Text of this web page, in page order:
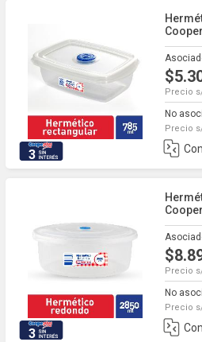
3
Precio
No
Precio
3
Precio
No
Precio